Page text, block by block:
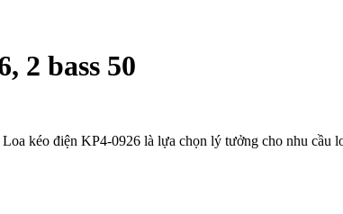
2 bass 50
kéo điện KP4-0926 là lựa chọn lý tưởng cho nhu cầu